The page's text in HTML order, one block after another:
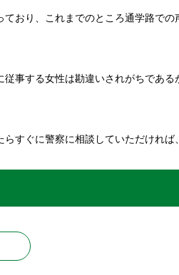
おり、これまでのところ通学路での
事する女性は勘違いされがちである
すぐに警察に相談していただければ